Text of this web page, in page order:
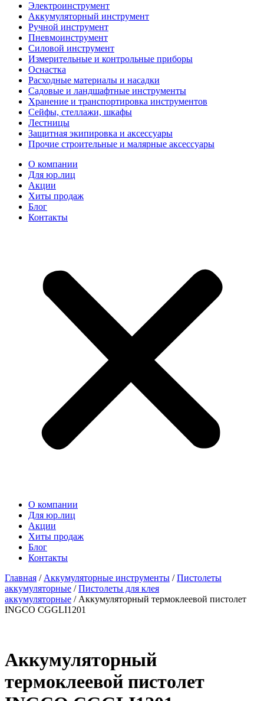
Электроинструмент
Аккумуляторный инструмент
Ручной инструмент
Пневмоинструмент
Силовой инструмент
Измерительные и контрольные приборы
Оснастка
Расходные материалы и насадки
Садовые и ландшафтные инструменты
Хранение и транспортировка инструментов
Сейфы, стеллажи, шкафы
Лестницы
Защитная экипировка и аксессуары
Прочие строительные и малярные аксессуары
О компании
Для юр.лиц
Акции
Хиты продаж
Блог
Контакты
О компании
Для юр.лиц
Акции
Хиты продаж
Блог
Контакты
Главная / Аккумуляторные инструменты /Пистолеты
аккумуляторные /Пистолеты для клея
аккумуляторные / Аккумуляторный термоклеевой пистолет
INGCO CGGLI1201
Аккумуляторный
термоклеевой пистолет